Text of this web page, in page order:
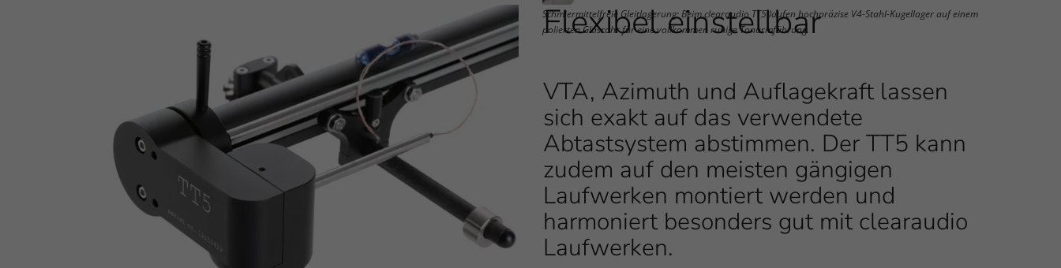
Schmiermittelfreie Gleitlagerung: Beim clearaudio TT5 laufen hochpräzise V4-Stahl-Kugellager auf einem
polierten Glasrohr für eine vollkommen ruhige Tonarmführung.
Flexibel einstellbar
VTA, Azimuth und Auflagekraft lassen
sich exakt auf das verwendete
Abtastsystem abstimmen. Der TT5 kann
zudem auf den meisten gängigen
Laufwerken montiert werden und
harmoniert besonders gut mit clearaudio
Laufwerken.